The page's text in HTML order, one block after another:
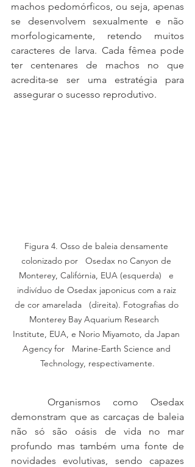
machos pedomórficos, ou seja, apenas
se desenvolvem sexualmente e não
morfologicamente, retendo muitos
caracteres de larva. Cada fêmea pode
ter centenares de machos no que
acredita-se ser uma estratégia para
assegurar o sucesso reprodutivo.
Figura 4. Osso de baleia densamente
colonizado por   Osedax no Canyon de
Monterey, Califórnia, EUA (esquerda)   e
indivíduo de Osedax japonicus com a raiz
de cor amarelada   (direita). Fotografias do
Monterey Bay Aquarium Research
Institute, EUA, e Norio Miyamoto, da Japan
Agency for   Marine-Earth Science and
Technology, respectivamente.
demonstram que as carcaças de baleia
não só são oásis de vida no mar
profundo mas também uma fonte de
novidades evolutivas, sendo capazes